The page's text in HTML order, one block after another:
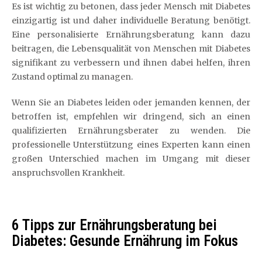
Es ist wichtig zu betonen, dass jeder Mensch mit Diabetes
einzigartig ist und daher individuelle Beratung benötigt.
Eine personalisierte Ernährungsberatung kann dazu
beitragen, die Lebensqualität von Menschen mit Diabetes
signifikant zu verbessern und ihnen dabei helfen, ihren
Zustand optimal zu managen.
Wenn Sie an Diabetes leiden oder jemanden kennen, der
betroffen ist, empfehlen wir dringend, sich an einen
qualifizierten Ernährungsberater zu wenden. Die
professionelle Unterstützung eines Experten kann einen
großen Unterschied machen im Umgang mit dieser
anspruchsvollen Krankheit.
6 Tipps zur Ernährungsberatung bei
Diabetes: Gesunde Ernährung im Fokus